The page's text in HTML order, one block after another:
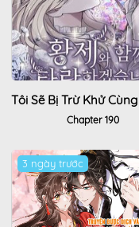
Chapter 190
3 ngày trước